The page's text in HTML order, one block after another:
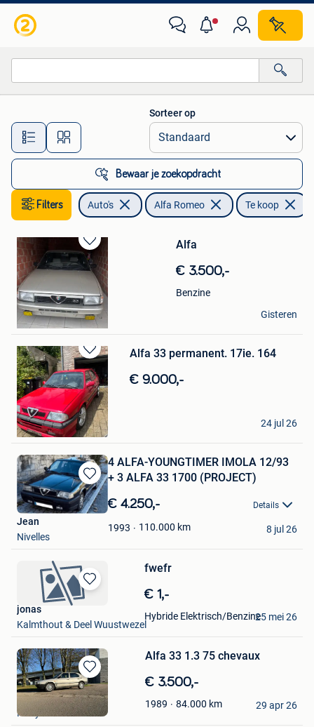
Alle afstanden…
Sorteer op
Bewaar je zoekopdracht
Filters Auto's Alfa Romeo Te koop
Bewaren
in
Mijn
Favorieten
Alfa
€ 3.500,-
Benzine
Nn
Chatelet
Gisteren
Bewaren
in
Mijn
Favorieten
Alfa 33 permanent. 17ie. 164
€ 9.000,-
Angelo
Poulseur
24 jul 26
Bewaren
in
Mijn
Favorieten
4 ALFA-YOUNGTIMER IMOLA 12/93
+ 3 ALFA 33 1700 (PROJECT)
€ 4.250,- Details
1993 110.000 km
Jean
Nivelles
8 jul 26
Bewaren
Favorieten
fwefr
€ 1,-
Hybride Elektrisch/Benzine
jonas
Kalmthout & Deel Wuustwezel
25 mei 26
Bewaren
in
Mijn
Favorieten
Alfa 33 1.3 75 chevaux
€ 3.500,-
1989 84.000 km
iva
Feluy
29 apr 26